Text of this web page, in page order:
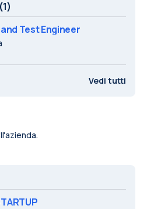
(1)
Test Engineer
Vedi tutti